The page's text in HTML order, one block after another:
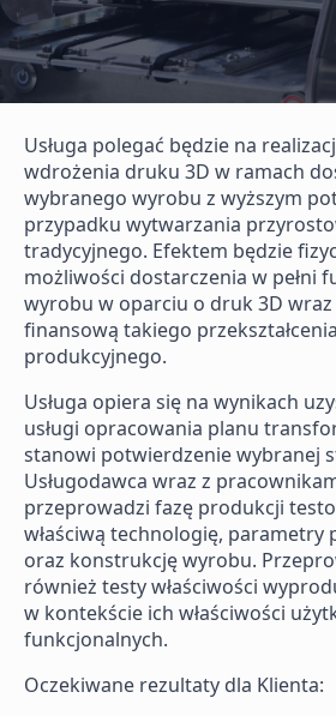
Usługa polegać będzie na
wdrożenia druku 3D w ramach
wybranego wyrobu z wyższym
przypadku wytwarzania
tradycyjnego. Efektem będzie
możliwości dostarczenia w pełni
wyrobu w oparciu o druk 3D wraz
finansową takiego
produkcyjnego.
Usługa opiera się na wynikach
usługi opracowania planu
stanowi potwierdzenie wybranej
Usługodawca wraz z
przeprowadzi fazę produkcji
właściwą technologię, parametry
oraz konstrukcję wyrobu.
również testy właściwości
w kontekście ich właściwości
funkcjonalnych.
Oczekiwane rezultaty dla Klienta: